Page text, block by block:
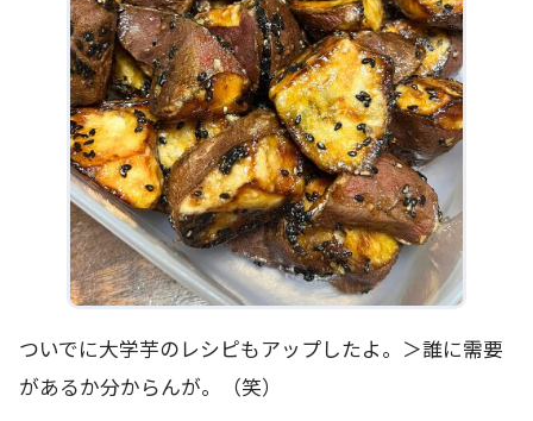
ついでに大学芋のレシピもアップしたよ。＞誰に需要
があるか分からんが。（笑）